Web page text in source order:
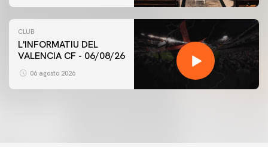
CLUB
L'INFORMATIU DEL
VALENCIA CF - 06/08/26
06 agosto 2026